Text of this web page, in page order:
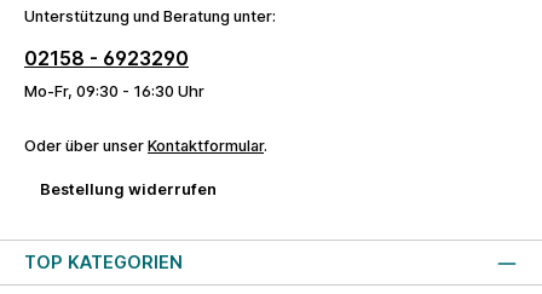
Unterstützung und Beratung unter:
02158 - 6923290
Mo-Fr, 09:30 - 16:30 Uhr
Oder über unser Kontaktformular.
Bestellung widerrufen
TOP KATEGORIEN